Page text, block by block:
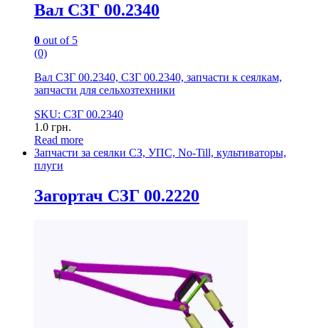
Вал СЗГ 00.2340
0 out of 5
(0)
Вал СЗГ 00.2340, СЗГ 00.2340, запчасти к сеялкам,
запчасти для сельхозтехники
SKU: СЗГ 00.2340
1.0 грн.
Read more
Запчасти за сеялки СЗ, УПС, No-Till, культиваторы,
плуги
Загортач СЗГ 00.2220